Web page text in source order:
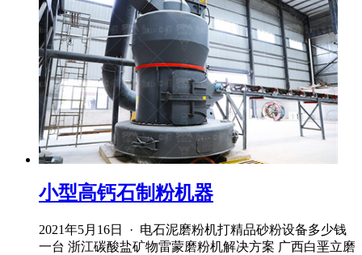
小型高钙石制粉机器
2021年5月16日 · 电石泥磨粉机打精品砂粉设备多少钱
一台 浙江碳酸盐矿物雷蒙磨粉机解决方案 广西白垩立磨